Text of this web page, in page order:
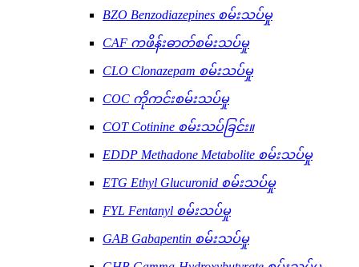
BZO Benzodiazepines စမ်းသပ်မှု
CAF ကဖိန်းဓာတ်စမ်းသပ်မှု
CLO Clonazepam စမ်းသပ်မှု
COC ကိုကင်းစမ်းသပ်မှု
COT Cotinine စမ်းသပ်ခြင်း။
EDDP Methadone Metabolite စမ်းသပ်မှု
ETG Ethyl Glucuronid စမ်းသပ်မှု
FYL Fentanyl စမ်းသပ်မှု
GAB Gabapentin စမ်းသပ်မှု